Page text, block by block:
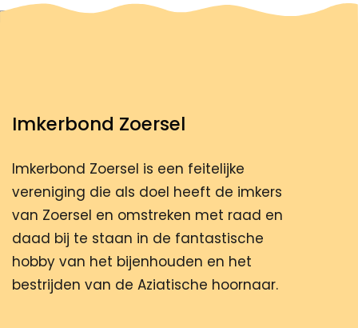
Imkerbond Zoersel
Imkerbond Zoersel is een feitelijke
vereniging die als doel heeft de imkers
van Zoersel en omstreken met raad en
daad bij te staan in de fantastische
hobby van het bijenhouden en het
bestrijden van de Aziatische hoornaar.